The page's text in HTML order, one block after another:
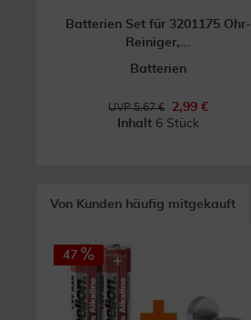
Batterien Set für 3201175 Ohr-
Reiniger,...
Batterien
UVP 5,67 €
2,99 €
Inhalt 6 Stück
Von Kunden häufig mitgekauft
47